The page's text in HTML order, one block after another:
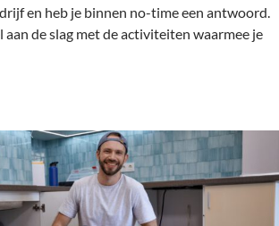
en heb je binnen no-time een antwoord.
aan de slag met de activiteiten waarmee je